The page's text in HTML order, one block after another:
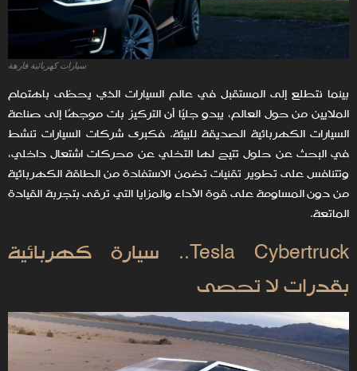
سيارات كهربائية فارهة
بينما نتطلع إلى المستقبل في عالم السيارات الذي يحظى باهتمام
الملايين من حول العالم، يبدو جليًا أن التركيز بات موجهًا إلى صناعة
السيارات الكهربائية الصديقة للبيئة. فكبرى شركات السيارات تنشط
في البحث عن حلول تتيح لها التخلي عن محركات اشتعال داخلي،
وتتنافس على تطوير تقنيات تضمن الاستفادة من الطاقة الكهربائية
من دون المساومة على قوة الأداء والمزايا التي ترقى بتجربة القيادة
الماتعة.
Tesla Cybertruck.. سيارة كهربائية
بقدرات لا تحصى